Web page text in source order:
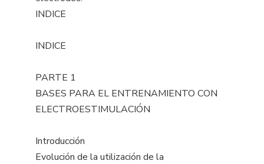
INDICE
INDICE
PARTE 1
BASES PARA EL ENTRENAMIENTO CON
ELECTROESTIMULACIÓN
Introducción
Evolución de la utilización de la